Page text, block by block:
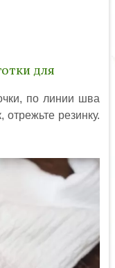
для
по линии шва
отрежьте резинку.